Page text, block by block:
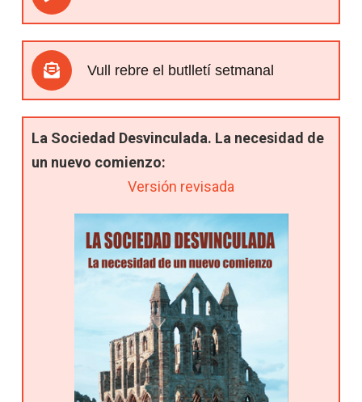
Vull rebre el butlletí setmanal
La Sociedad Desvinculada. La necesidad de
un nuevo comienzo:
Versión revisada